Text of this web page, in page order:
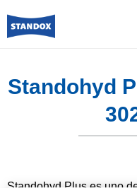
Standohyd